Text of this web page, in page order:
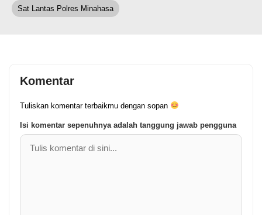
Sat Lantas Polres Minahasa
Komentar
Tuliskan komentar terbaikmu dengan sopan
Isi komentar sepenuhnya adalah tanggung jawab pengguna